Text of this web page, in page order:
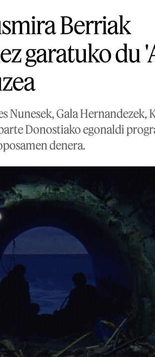
Berriak
garatuko du
Nunesek, Gala Hernandezek,
Donostiako egonaldi
denera.